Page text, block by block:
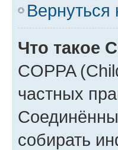
Вернуться
Что такое
COPPA
частных
собирать